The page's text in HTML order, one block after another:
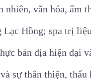
văn hóa, ẩm
Lạc Hồng; spa trị
bản địa hiện đại
sự thân thiện,